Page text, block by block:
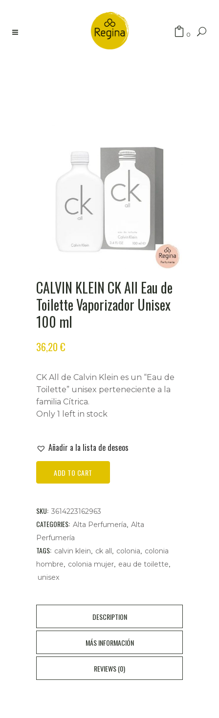
0
CALVIN KLEIN CK All Eau de
Toilette Vaporizador Unisex
100 ml
36,20 €
CK All de Calvin Klein es un “Eau de
Toilette” unisex perteneciente a la
familia Cítrica.
Only 1 left in stock
Añadir a la lista de deseos
CALVIN
KLEIN
CK
All
Eau
de
Toilette
100
ADD TO CART
SKU: 3614223162963
CATEGORIES: Alta Perfumería Alta
Perfumería
TAGS: calvin klein ck all colonia
colonia
hombre
colonia mujer eau de toilette
unisex
DESCRIPTION
MÁS INFORMACIÓN
REVIEWS (0)